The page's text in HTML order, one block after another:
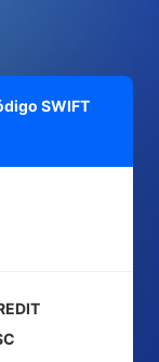
SWIFT